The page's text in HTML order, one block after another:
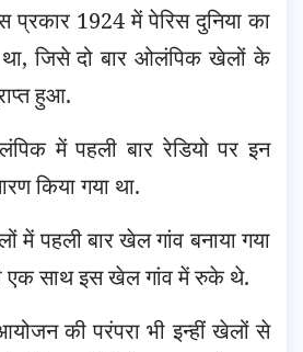
प्रकार 1924 में पेरिस दुनिया का
जिसे दो बार ओलंपिक खेलों के
हुआ.
में पहली बार रेडियो पर इन
किया गया था.
में पहली बार खेल गांव बनाया गया
एक साथ इस खेल गांव में रुके थे.
की परंपरा भी इन्हीं खेलों से